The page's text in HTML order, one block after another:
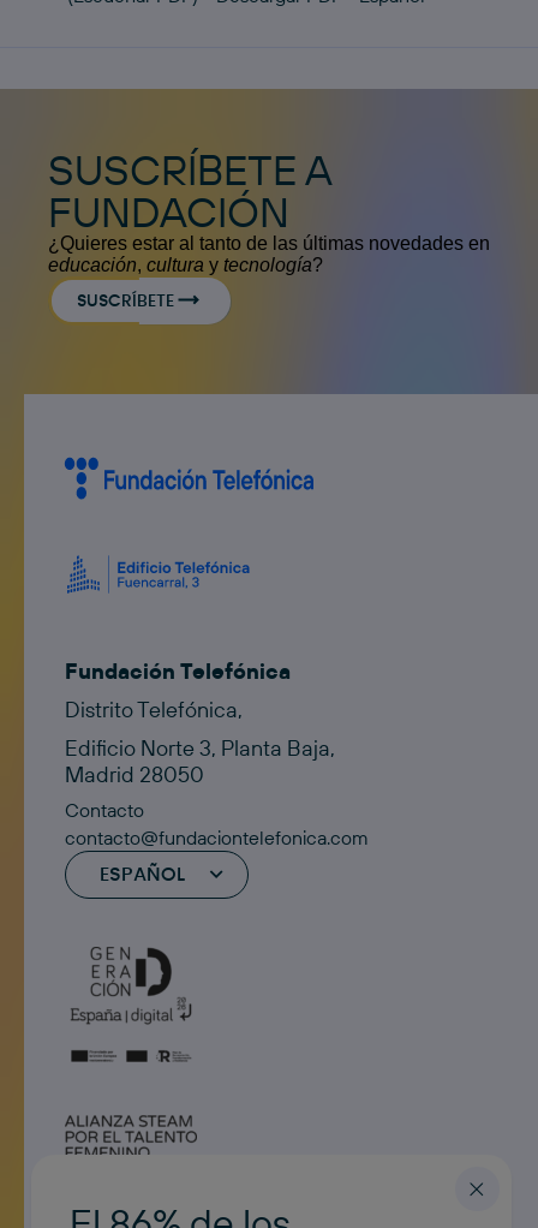
SUSCRÍBETE A
FUNDACIÓN
¿Quieres estar al tanto de las últimas novedades en
educación, cultura y tecnología?
SUSCRÍBETE
Fundación Telefónica
Distrito Telefónica,
Edificio Norte 3, Planta Baja,
Madrid 28050
Contacto
contacto@fundaciontelefonica.com
ESPAÑOL